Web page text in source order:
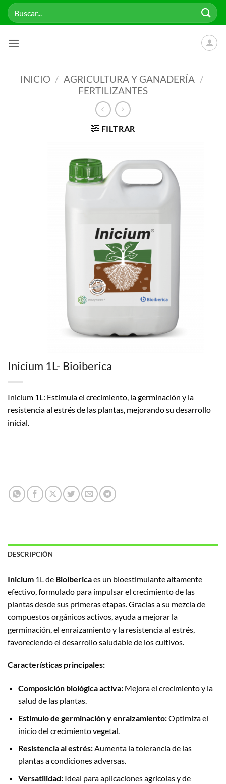
Saltar
Buscar
por:
INICIO / AGRICULTURA Y GANADERÍA /
FERTILIZANTES
FILTRAR
Inicium 1L- Bioiberica
Inicium 1L: Estimula el crecimiento, la germinación y la
resistencia al estrés de las plantas, mejorando su desarrollo
inicial.
DESCRIPCIÓN
Inicium 1L de Bioibericaes un bioestimulante altamente
efectivo, formulado para impulsar el crecimiento de las
plantas desde sus primeras etapas. Gracias a su mezcla de
compuestos orgánicos activos, ayuda a mejorar la
germinación, el enraizamiento y la resistencia al estrés,
favoreciendo el desarrollo saludable de los cultivos.
Características principales:
Composición biológica activa:Mejora el crecimiento y la
salud de las plantas.
Estímulo de germinación y enraizamiento:Optimiza el
inicio del crecimiento vegetal.
Resistencia al estrés:Aumenta la tolerancia de las
plantas a condiciones adversas.
Versatilidad:Ideal para aplicaciones agrícolas y de